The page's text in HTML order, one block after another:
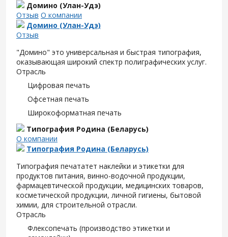
Домино (Улан-Удэ)
Отзыв О компании
Домино (Улан-Удэ)
Отзыв
"Домино" это универсальная и быстрая типография,
оказывающая широкий спектр полиграфических услуг.
Отрасль
Цифровая печать
Офсетная печать
Широкоформатная печать
Типография Родина (Беларусь)
О компании
Типография Родина (Беларусь)
Типография печататет наклейки и этикетки для
продуктов питания, винно-водочной продукции,
фармацевтической продукции, медицинских товаров,
косметической продукции, личной гигиены, бытовой
химии, для строительной отрасли.
Отрасль
Флексопечать (производство этикетки и